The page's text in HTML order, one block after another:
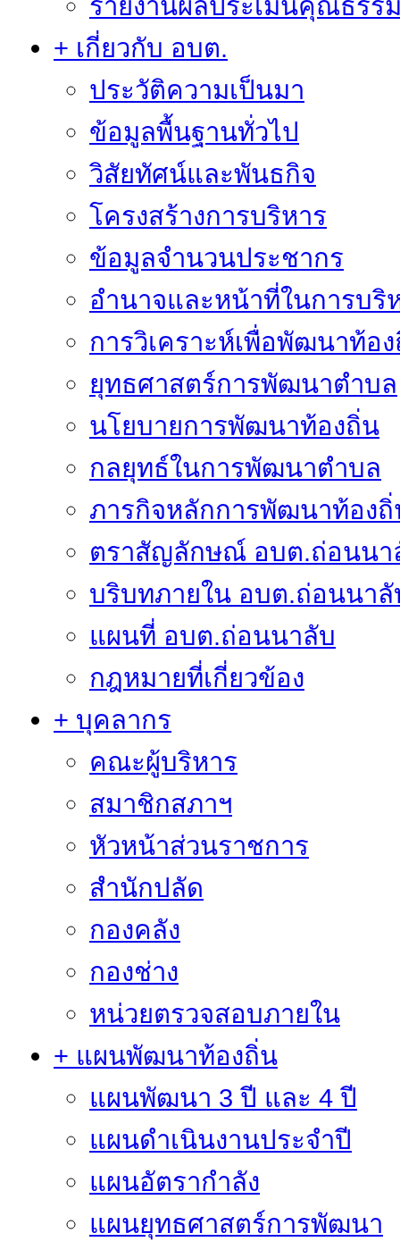
+ เกี่ยวกับ อบต.
ประวัติความเป็นมา
ข้อมูลพื้นฐานทั่วไป
วิสัยทัศน์และพันธกิจ
โครงสร้างการบริหาร
ข้อมูลจำนวนประชากร
อำนาจและหน้าที่ในการบริ
การวิเคราะห์เพื่อพัฒนาท้อ
ยุทธศาสตร์การพัฒนาตำบล
นโยบายการพัฒนาท้องถิ่น
กลยุทธ์ในการพัฒนาตำบล
ภารกิจหลักการพัฒนาท้อง
ตราสัญลักษณ์ อบต.ถ่อนนา
บริบทภายใน อบต.ถ่อนนา
แผนที่ อบต.ถ่อนนาลับ
กฎหมายที่เกี่ยวข้อง
+ บุคลากร
คณะผู้บริหาร
สมาชิกสภาฯ
หัวหน้าส่วนราชการ
สำนักปลัด
กองคลัง
กองช่าง
หน่วยตรวจสอบภายใน
+ แผนพัฒนาท้องถิ่น
แผนพัฒนา 3 ปี และ 4 ปี
แผนดำเนินงานประจำปี
แผนอัตรากำลัง
แผนยุทธศาสตร์การพัฒนา